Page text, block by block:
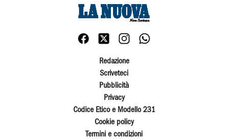
Redazione
Scriveteci
Pubblicità
Privacy
Codice Etico e Modello 231
Cookie policy
Termini e condizioni